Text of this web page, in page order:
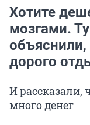
Хотите
мозгами.
объяснили,
дорого
И рассказали,
много денег